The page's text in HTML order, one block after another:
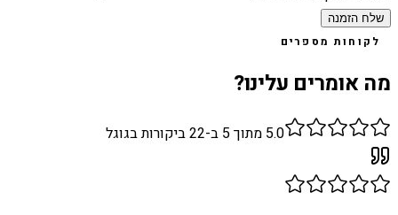
שלח הזמנה
לקוחות מספרים
מה אומרים עלינו?
5.0 מתוך 5 ב- 22ביקורות בגוגל